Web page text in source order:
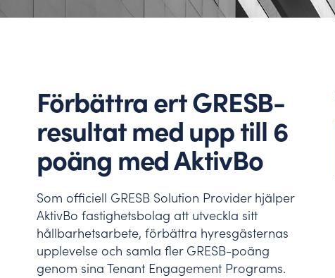
Förbättra ert GRESB-
resultat med upp till 6
poäng med AktivBo
Som officiell GRESB Solution Provider hjälper
AktivBo fastighetsbolag att utveckla sitt
hållbarhetsarbete, förbättra hyresgästernas
upplevelse och samla fler GRESB-poäng
genom sina Tenant Engagement Programs.